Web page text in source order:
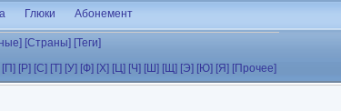
Глюки Абонемент
[Страны] [Теги]
[П] [Р] [С] [Т] [У] [Ф] [Х] [Ц] [Ч] [Ш] [Щ] [Э] [Ю] [Я] [Прочее]